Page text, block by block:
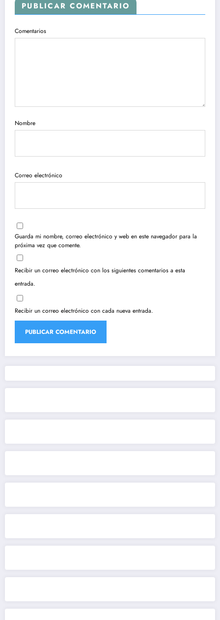
PUBLICAR COMENTARIO
Comentarios
Nombre
Correo electrónico
Guarda mi nombre, correo electrónico y web en este navegador para la
próxima vez que comente.
Recibir un correo electrónico con los siguientes comentarios a esta
entrada.
Recibir un correo electrónico con cada nueva entrada.